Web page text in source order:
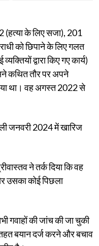
(हत्या के लिए सजा), 201
को छिपाने के लिए गलत
द्वारा किए गए कार्य)
कथित तौर पर अपने
था। वह अगस्त 2022 से
जनवरी 2024 में खारिज
ने तर्क दिया कि वह
उसका कोई पिछला
गवाहों की जांच की जा चुकी
बयान दर्ज करने और बचाव